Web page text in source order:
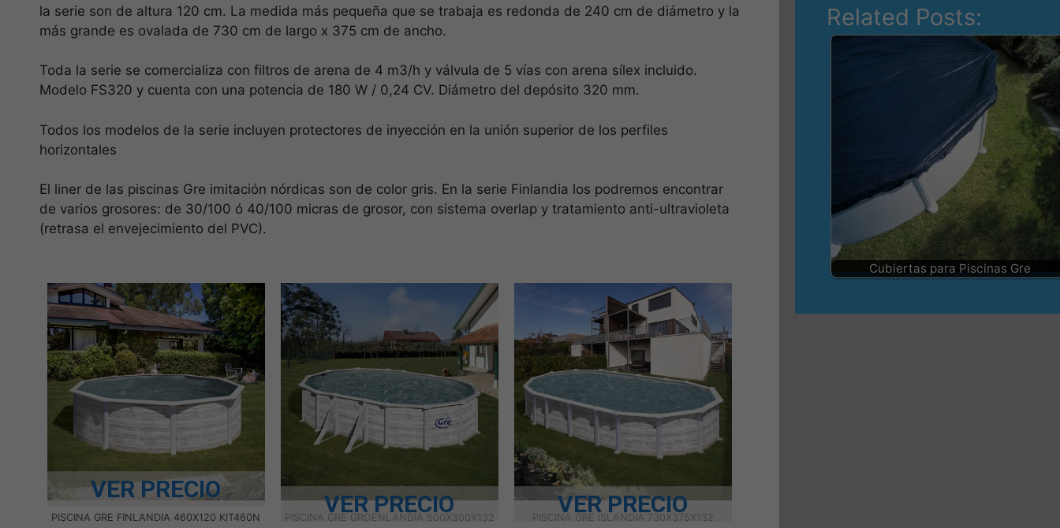
la serie son de altura 120 cm. La medida más pequeña que se trabaja es redonda de 240 cm de diámetro y la
más grande es ovalada de 730 cm de largo x 375 cm de ancho.
Toda la serie se comercializa con filtros de arena de 4 m3/h y válvula de 5 vías con arena sílex incluido.
Modelo FS320 y cuenta con una potencia de 180 W / 0,24 CV. Diámetro del depósito 320 mm.
Todos los modelos de la serie incluyen protectores de inyección en la unión superior de los perfiles
horizontales
El liner de las piscinas Gre imitación nórdicas son de color gris. En la serie Finlandia los podremos encontrar
de varios grosores: de 30/100 ó 40/100 micras de grosor, con sistema overlap y tratamiento anti-ultravioleta
(retrasa el envejecimiento del PVC).
PISCINA GRE FINLANDIA 460X120 KIT460N
VER PRECIO
PISCINA GRE GROENLANDIA 500X300X132
VER PRECIO
PISCINA GRE ISLANDIA 730X375X132
VER PRECIO
Related Posts:
Cubiertas para Piscinas Gre